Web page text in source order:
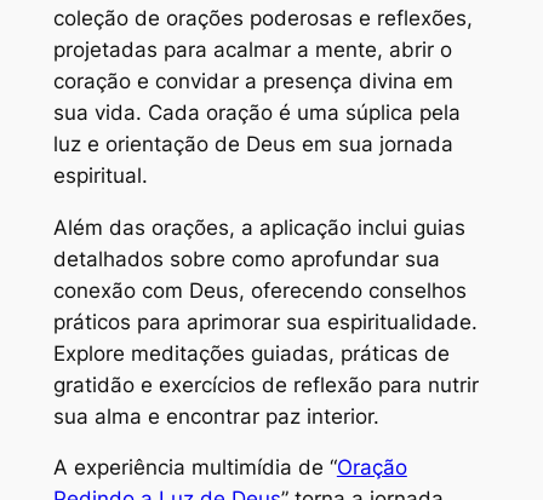
coleção de orações poderosas e reflexões,
projetadas para acalmar a mente, abrir o
coração e convidar a presença divina em
sua vida. Cada oração é uma súplica pela
luz e orientação de Deus em sua jornada
espiritual.
Além das orações, a aplicação inclui guias
detalhados sobre como aprofundar sua
conexão com Deus, oferecendo conselhos
práticos para aprimorar sua espiritualidade.
Explore meditações guiadas, práticas de
gratidão e exercícios de reflexão para nutrir
sua alma e encontrar paz interior.
A experiência multimídia de “Oração